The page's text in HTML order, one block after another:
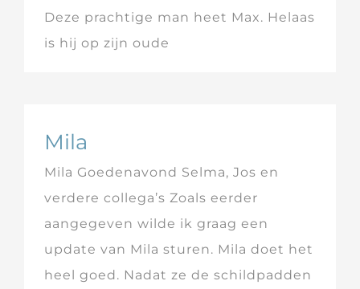
Deze prachtige man heet Max. Helaas
is hij op zijn oude
Mila
Mila Goedenavond Selma, Jos en
verdere collega’s Zoals eerder
aangegeven wilde ik graag een
update van Mila sturen. Mila doet het
heel goed. Nadat ze de schildpadden